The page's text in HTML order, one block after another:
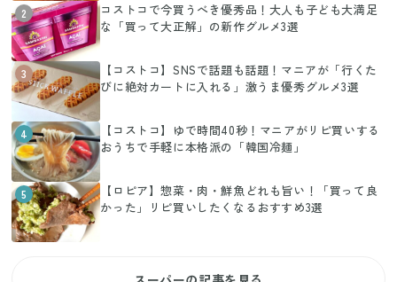
2
コストコで今買うべき優秀品！大人も子ども大満足
な「買って大正解」の新作グルメ3選
3
【コストコ】SNSで話題も話題！マニアが「行くた
びに絶対カートに入れる」激うま優秀グルメ3選
4
【コストコ】ゆで時間40秒！マニアがリピ買いする
おうちで手軽に本格派の「韓国冷麺」
5
【ロピア】惣菜・肉・鮮魚どれも旨い！「買って良
かった」リピ買いしたくなるおすすめ3選